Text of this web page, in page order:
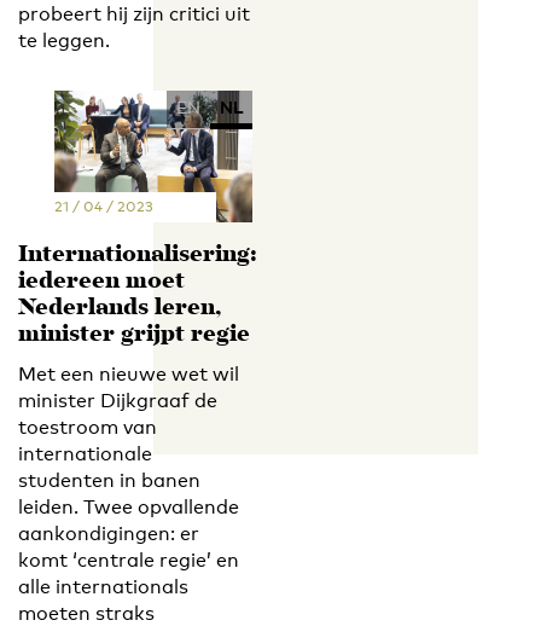
probeert hij zijn critici uit
te leggen.
EN NL
21 / 04 / 2023
Internationalisering:
iedereen moet
Nederlands leren,
minister grijpt regie
Met een nieuwe wet wil
minister Dijkgraaf de
toestroom van
internationale
studenten in banen
leiden. Twee opvallende
aankondigingen: er
komt ‘centrale regie’ en
alle internationals
moeten straks